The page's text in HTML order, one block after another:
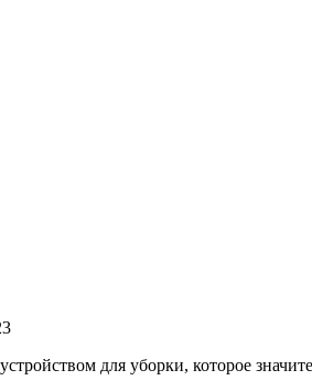
для уборки, которое